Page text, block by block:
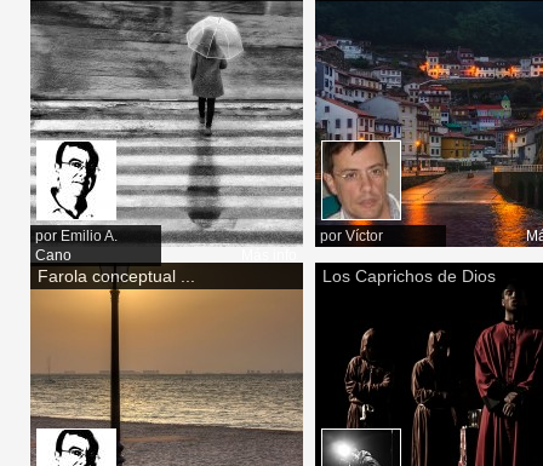
por Emilio A.
Cano
por Víctor
Farola conceptual ... Los Caprichos de Dios